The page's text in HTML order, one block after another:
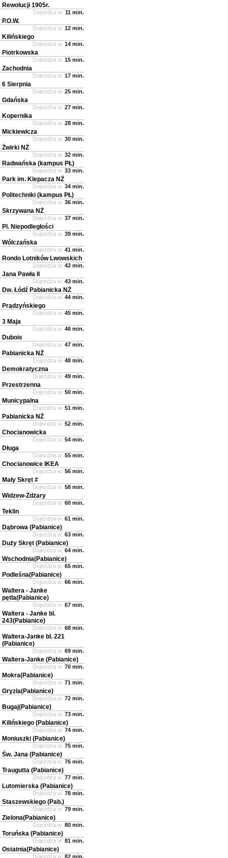
Rewolucji 1905r.
Dojeżdża w: 11 min.
P.O.W.
Dojeżdża w: 12 min.
Kilińskiego
Dojeżdża w: 14 min.
Piotrkowska
Dojeżdża w: 15 min.
Zachodnia
Dojeżdża w: 17 min.
6 Sierpnia
Dojeżdża w: 25 min.
Gdańska
Dojeżdża w: 27 min.
Kopernika
Dojeżdża w: 28 min.
Mickiewicza
Dojeżdża w: 30 min.
Żwirki NŻ
Dojeżdża w: 32 min.
Radwańska (kampus PŁ)
Dojeżdża w: 33 min.
Park im. Klepacza NŻ
Dojeżdża w: 34 min.
Politechniki (kampus PŁ)
Dojeżdża w: 36 min.
Skrzywana NŻ
Dojeżdża w: 37 min.
Pl. Niepodległości
Dojeżdża w: 39 min.
Wólczańska
Dojeżdża w: 41 min.
Rondo Lotników Lwowskich
Dojeżdża w: 42 min.
Jana Pawła II
Dojeżdża w: 43 min.
Dw. Łódź Pabianicka NŻ
Dojeżdża w: 44 min.
Prądzyńskiego
Dojeżdża w: 45 min.
3 Maja
Dojeżdża w: 46 min.
Dubois
Dojeżdża w: 47 min.
Pabianicka NŻ
Dojeżdża w: 48 min.
Demokratyczna
Dojeżdża w: 49 min.
Przestrzenna
Dojeżdża w: 50 min.
Municypalna
Dojeżdża w: 51 min.
Pabianicka NŻ
Dojeżdża w: 52 min.
Chocianowicka
Dojeżdża w: 54 min.
Długa
Dojeżdża w: 55 min.
Chocianowice IKEA
Dojeżdża w: 56 min.
Mały Skręt #
Dojeżdża w: 58 min.
Widzew-Żdżary
Dojeżdża w: 60 min.
Teklin
Dojeżdża w: 61 min.
Dąbrowa (Pabianice)
Dojeżdża w: 63 min.
Duży Skręt (Pabianice)
Dojeżdża w: 64 min.
Wschodnia(Pabianice)
Dojeżdża w: 65 min.
Podleśna(Pabianice)
Dojeżdża w: 66 min.
Waltera - Janke
pętla(Pabianice)
Dojeżdża w: 67 min.
Waltera - Janke bl.
243(Pabianice)
Dojeżdża w: 68 min.
Waltera-Janke bl. 221
(Pabianice)
Dojeżdża w: 69 min.
Waltera-Janke (Pabianice)
Dojeżdża w: 70 min.
Mokra(Pabianice)
Dojeżdża w: 71 min.
Gryzla(Pabianice)
Dojeżdża w: 72 min.
Bugaj(Pabianice)
Dojeżdża w: 73 min.
Kilińskiego (Pabianice)
Dojeżdża w: 74 min.
Moniuszki (Pabianice)
Dojeżdża w: 75 min.
Św. Jana (Pabianice)
Dojeżdża w: 76 min.
Traugutta (Pabianice)
Dojeżdża w: 77 min.
Lutomierska (Pabianice)
Dojeżdża w: 78 min.
Staszewskiego (Pab.)
Dojeżdża w: 79 min.
Zielona(Pabianice)
Dojeżdża w: 80 min.
Toruńska (Pabianice)
Dojeżdża w: 81 min.
Ostatnia(Pabianice)
Dojeżdża w: 82 min.